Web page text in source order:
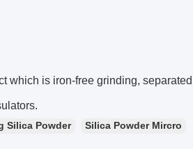
which is iron-free grinding,
Silica Powder Silica Powder Mircro